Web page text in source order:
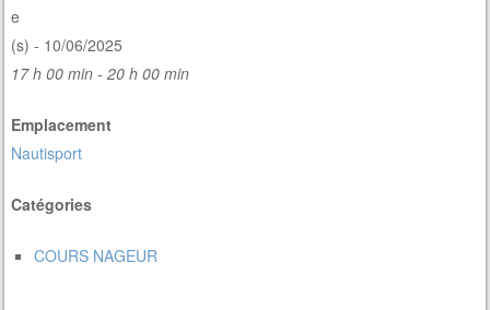
e
(s) - 10/06/2025
17 h 00 min - 20 h 00 min
Emplacement
Nautisport
Catégories
COURS NAGEUR